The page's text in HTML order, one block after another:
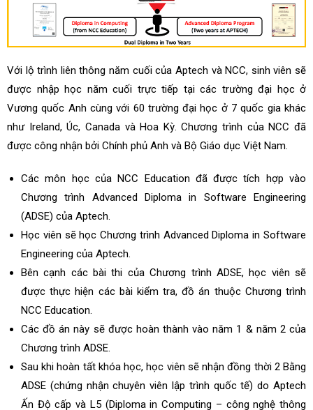
Với lộ trình liên thông năm cuối của Aptech và NCC, sinh viên sẽ
được nhập học năm cuối trực tiếp tại các trường đại học ở
Vương quốc Anh cùng với 60 trường đại học ở 7 quốc gia khác
như Ireland, Úc, Canada và Hoa Kỳ. Chương trình của NCC đã
được công nhận bởi Chính phủ Anh và Bộ Giáo dục Việt Nam.
Các môn học của NCC Education đã được tích hợp vào
Chương trình Advanced Diploma in Software Engineering
(ADSE) của Aptech.
Học viên sẽ học Chương trình Advanced Diploma in Software
Engineering của Aptech.
Bên cạnh các bài thi của Chương trình ADSE, học viên sẽ
được thực hiện các bài kiểm tra, đồ án thuộc Chương trình
NCC Education.
Các đồ án này sẽ được hoàn thành vào năm 1 & năm 2 của
Chương trình ADSE.
Sau khi hoàn tất khóa học, học viên sẽ nhận đồng thời 2 Bằng
ADSE (chứng nhận chuyên viên lập trình quốc tế) do Aptech
Ấn Độ cấp và L5 (Diploma in Computing – công nghệ thông